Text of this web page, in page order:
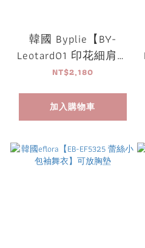
韓國 Byplie【BY-
Leotard01 印花細肩帶
舞衣】
NT$2,180
加入購物車